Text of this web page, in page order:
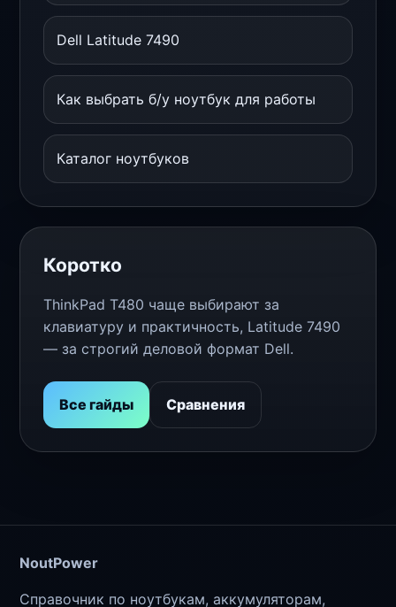
Dell Latitude 7490
Как выбрать б/у ноутбук для работы
Каталог ноутбуков
Коротко
ThinkPad T480 чаще выбирают за
клавиатуру и практичность, Latitude 7490
— за строгий деловой формат Dell.
Все гайды Сравнения
NoutPower
Справочник по ноутбукам, аккумуляторам,